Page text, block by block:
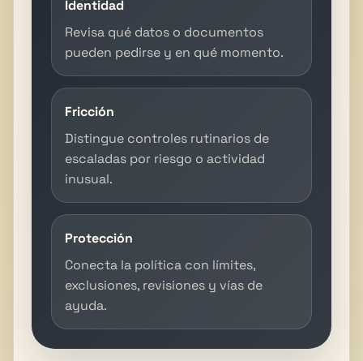
Identidad
Revisa qué datos o documentos
pueden pedirse y en qué momento.
Fricción
Distingue controles rutinarios de
escaladas por riesgo o actividad
inusual.
Protección
Conecta la política con límites,
exclusiones, revisiones y vías de
ayuda.